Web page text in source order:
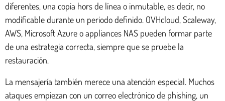
diferentes, una copia hors de línea o inmutable, es decir, no
modificable durante un periodo definido. OVHcloud, Scaleway,
AWS, Microsoft Azure o appliances NAS pueden formar parte
de una estrategia correcta, siempre que se pruebe la
restauración.
La mensajería también merece una atención especial. Muchos
ataques empiezan con un correo electrónico de phishing, un